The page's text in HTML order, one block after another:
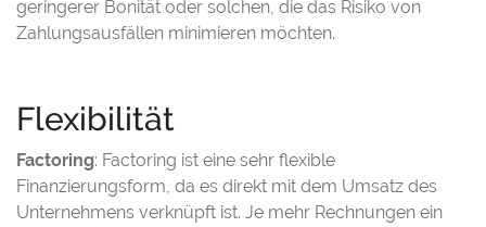
geringerer Bonität oder solchen, die das Risiko von
Zahlungsausfällen minimieren möchten.
Flexibilität
Factoring: Factoring ist eine sehr flexible
Finanzierungsform, da es direkt mit dem Umsatz des
Unternehmens verknüpft ist. Je mehr Rechnungen ein